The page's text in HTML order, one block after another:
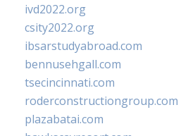
ivd2022.org
csity2022.org
ibsarstudyabroad.com
bennusehgall.com
tsecincinnati.com
roderconstructiongroup.com
plazabatai.com